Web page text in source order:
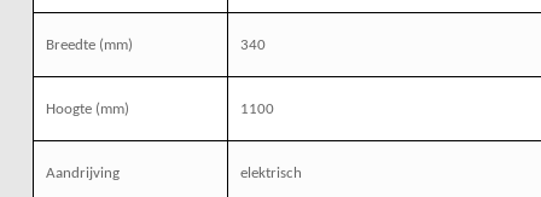
Breedte (mm) 340
Hoogte (mm) 1100
Aandrijving elektrisch